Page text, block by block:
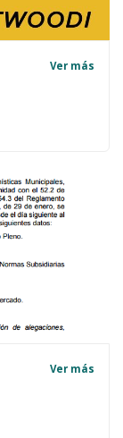
Ver más
Ver más